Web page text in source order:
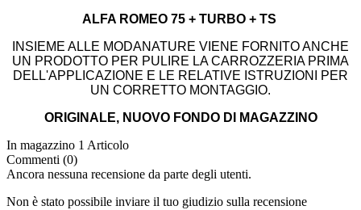
ALFA ROMEO 75 + TURBO + TS
INSIEME ALLE MODANATURE VIENE FORNITO ANCHE
UN PRODOTTO PER PULIRE LA CARROZZERIA PRIMA
DELL'APPLICAZIONE E LE RELATIVE ISTRUZIONI PER
UN CORRETTO MONTAGGIO.
ORIGINALE, NUOVO FONDO DI MAGAZZINO
In magazzino 1 Articolo
Commenti (0)
Ancora nessuna recensione da parte degli utenti.
Non è stato possibile inviare il tuo giudizio sulla recensione